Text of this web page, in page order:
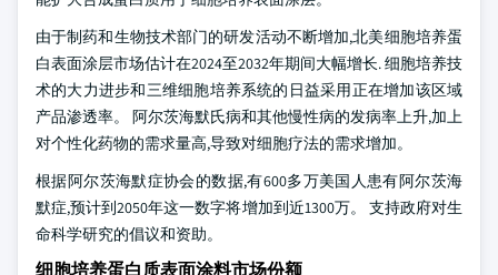
由于制药和生物技术部门的研发活动不断增加,北美细胞培养蛋
白表面涂层市场估计在2024至2032年期间大幅增长. 细胞培养技
术的大力进步和三维细胞培养系统的日益采用正在增加该区域
产品渗透率。 阿尔茨海默氏病和其他慢性病的发病率上升,加上
对个性化药物的需求量高,导致对细胞疗法的需求增加。
根据阿尔茨海默症协会的数据,有600多万美国人患有阿尔茨海
默症,预计到2050年这一数字将增加到近1300万。 支持政府对生
命科学研究的倡议和资助。
细胞培养蛋白质表面涂料市场份额